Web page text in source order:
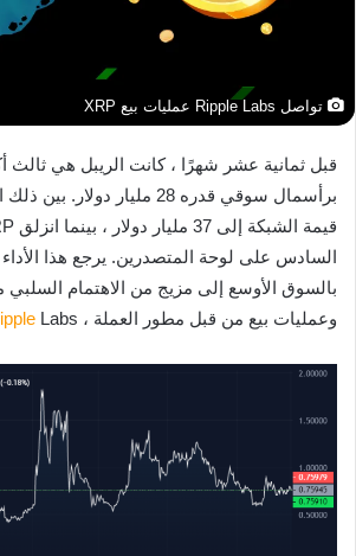
تواصل Ripple Labs عمليات بيع XRP
قبل ثمانية عشر شهرًا ، كانت الريبل هي ثالث
برأسمال سوقي قدره 28 مليار
السادس على لوحة المتصدرين. يرجع هذا
بالسوق الأوسع إلى مزيج من الاهتمام
وعمليات بيع من قبل مطور العملة ، Labs.